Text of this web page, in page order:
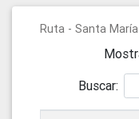
Ruta - Santa
Buscar: